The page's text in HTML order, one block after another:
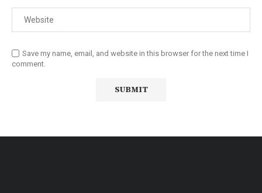
Save my name, email, and website in this browser for the next time I
comment.